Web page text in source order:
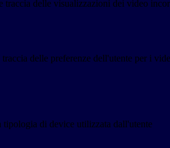
traccia delle visualizzazioni dei video
delle preferenze dell'utente per i
di device utilizzata dall'utente